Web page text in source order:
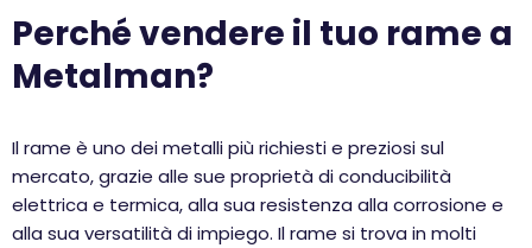
Perché vendere il tuo rame a
Metalman?
Il rame è uno dei metalli più richiesti e preziosi sul
mercato, grazie alle sue proprietà di conducibilità
elettrica e termica, alla sua resistenza alla corrosione e
alla sua versatilità di impiego. Il rame si trova in molti